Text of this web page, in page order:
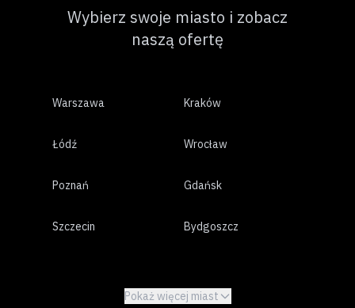
Wybierz swoje miasto i zobacz
naszą ofertę
Warszawa Kraków
Łódź Wrocław
Poznań Gdańsk
Szczecin Bydgoszcz
Pokaż więcej miast